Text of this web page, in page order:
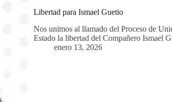
Libertad para Ismael Guetio
Nos unimos al llamado del Proceso de
Estado la libertad del Compañero Ismael
enero 13, 2026